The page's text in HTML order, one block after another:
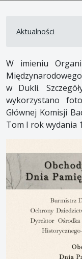
Aktualności
W imieniu
w Dukli.
wykorzystano
Głównej Komisji
Tom I rok wydania